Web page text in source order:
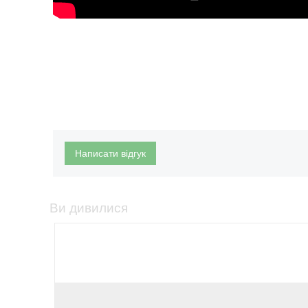
Написати відгук
Ви дивилися